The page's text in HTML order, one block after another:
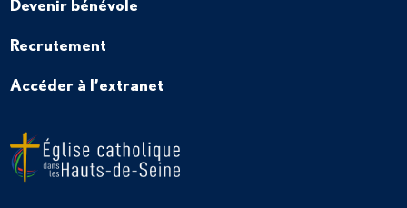
Devenir bénévole
Recrutement
Accéder à l’extranet